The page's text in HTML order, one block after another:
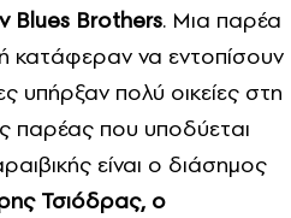
Blues Brothers. Μια παρέα
κατάφεραν να εντοπίσουν
υπήρξαν πολύ οικείες στη
παρέας που υποδύεται
είναι ο διάσημος
Τσιόδρας, ο